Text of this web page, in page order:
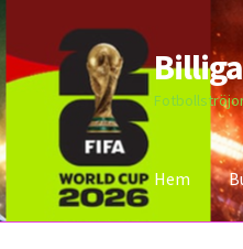
Hoppa
till
navigering
Hoppa
till
innehåll
Hem